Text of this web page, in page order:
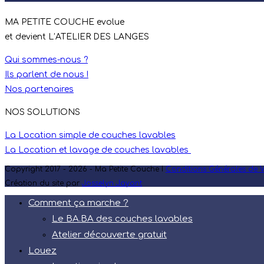
MA PETITE COUCHE evolue
et devient L’ATELIER DES LANGES
Qui sommes-nous ?
Ils parlent de nous !
Nos partenaires
NOS SOLUTIONS
La Location simple de couches lavables
La Location et lavage de couches lavables
Copyright 2017 - 2026 - Ma Petite Couche I Conditions Générales de
Création du site par Josselyn Jayant
Comment ça marche ?
Le BA.BA des couches lavables
Atelier découverte gratuit
Louez